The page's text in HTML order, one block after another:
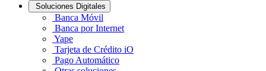
Soluciones Digitales
Banca Móvil
Banca por Internet
Yape
Tarjeta de Crédito iO
Pago Automático